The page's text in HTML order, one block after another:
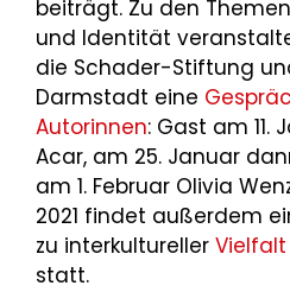
beiträgt. Zu den
und Identität
die Schader-Stiftung
Darmstadt eine
Autorinnen: Gast am 11.
Acar, am 25. Januar
am 1. Februar Olivia
2021 findet außerdem
zu interkultureller
statt.